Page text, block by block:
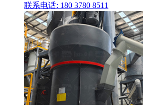
联系电话: 180 3780 8511